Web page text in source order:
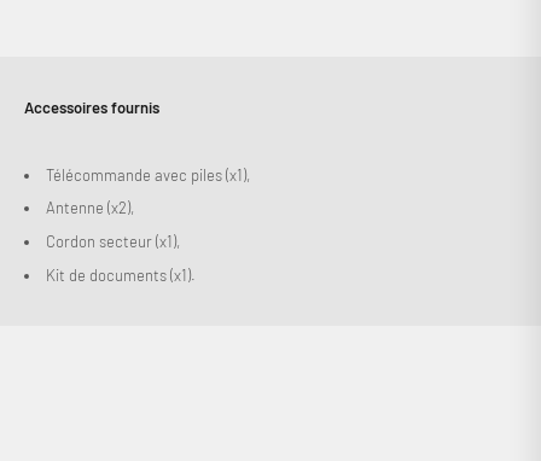
Accessoires fournis
Télécommande avec piles (x1),
Antenne (x2),
Cordon secteur (x1),
Kit de documents (x1).